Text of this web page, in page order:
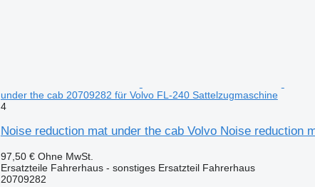
under the cab 20709282 für Volvo FL-240 Sattelzugmaschine
4
Noise reduction mat under the cab Volvo Noise reduction
97,50 € Ohne MwSt.
Ersatzteile Fahrerhaus - sonstiges Ersatzteil Fahrerhaus
20709282